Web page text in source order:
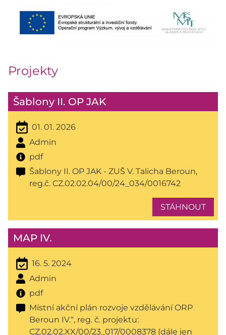
Projekty
Šablony II. OP JAK
01. 01. 2026
Admin
pdf
Šablony II. OP JAK - ZUŠ V. Talicha Beroun,
reg.č. CZ.02.02.04/00/24_034/0016742
STÁHNOUT
MAP IV.
16. 5. 2024
Admin
pdf
Místní akční plán rozvoje vzdělávání ORP
Beroun IV.“, reg. č. projektu:
CZ.02.02.XX/00/23_017/0008378 (dále jen